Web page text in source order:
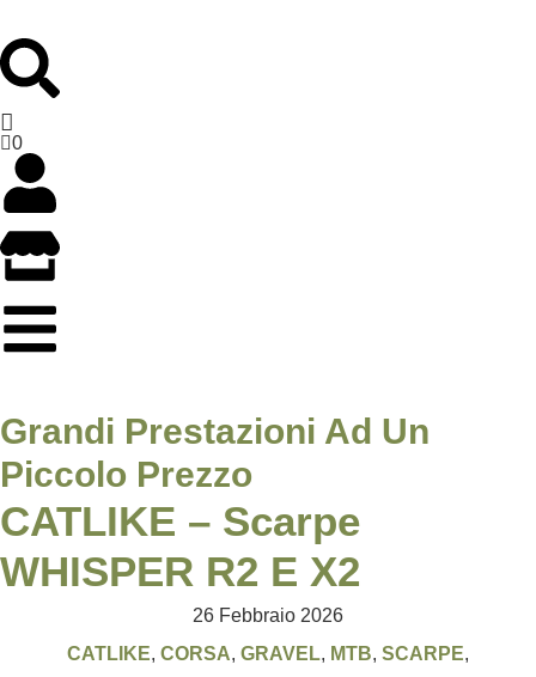
0
Grandi Prestazioni Ad Un
Piccolo Prezzo
CATLIKE – Scarpe
WHISPER R2 E X2
26 Febbraio 2026
CATLIKE, CORSA, GRAVEL, MTB, SCARPE,